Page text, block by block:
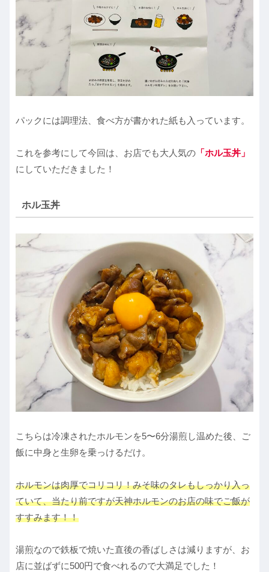
パックには調理法、食べ方が書かれた紙も入っています。
これを参考にして今回は、お店でも大人気の 「ホル玉丼」
にしていただきました！
ホル玉丼
こちらは冷凍されたホルモンを5〜6分湯煎し温めた後、ご
飯に中身と生卵を乗っけるだけ。
ホルモンは肉厚でコリコリ！みそ味のタレもしっかり入っ
ていて、当たり前ですが天神ホルモンのお店の味でご飯が
すすみます！！
湯煎なので鉄板で焼いた直後の香ばしさは減りますが、お
店に並ばずに500円で食べれるので大満足でした！